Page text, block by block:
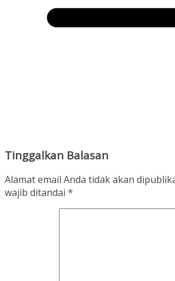
Tinggalkan Balasan
Alamat email Anda tidak akan
wajib ditandai *